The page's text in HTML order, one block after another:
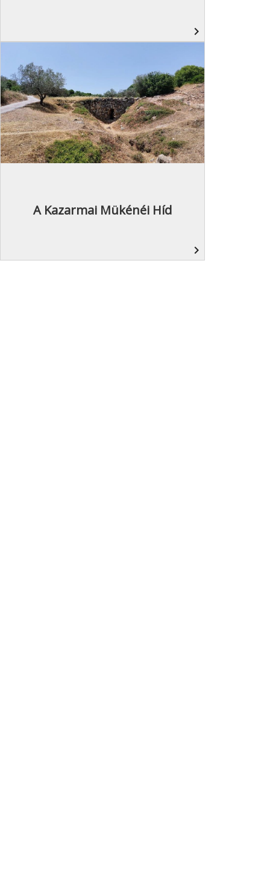
navigate_next
A Kazarmai Mükénéi Híd
navigate_next